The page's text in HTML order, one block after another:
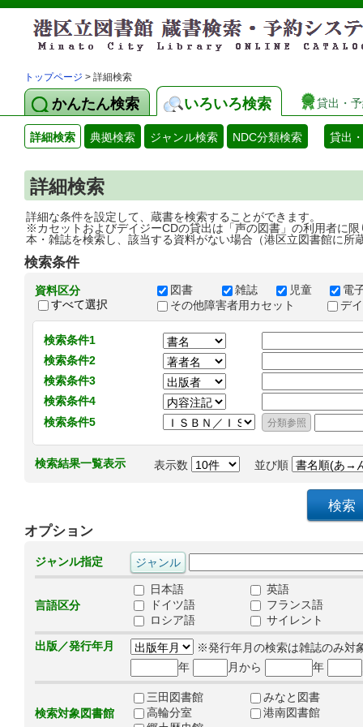
トップページ > 詳細検索
かんたん検索 いろいろ検索 貸出・
詳細検索 典拠検索 ジャンル検索 NDC分類検索 貸出
詳細検索
詳細な条件を設定して、蔵書を検索することができます。
※カセットおよびデイジーCDの貸出は「声の図書」の利用者に限
本・雑誌を検索し、該当する資料がない場合（港区立図書館に所
検索条件
資料区分
すべて選択
図書 雑誌 児童
電
その他障害者用カセット
デ
検索条件1
検索条件2
検索条件3
検索条件4
検索条件5
検索結果一覧表示 表示数 並び順
オプション
ジャンル指定
言語区分
日本語
英語
ドイツ語
フランス語
ロシア語
サイレント
出版／発行年月
※発行年月の検索は雑誌のみ対
年
月から 年
検索対象図書館
三田図書館
みなと図書
高輪分室
港南図書館